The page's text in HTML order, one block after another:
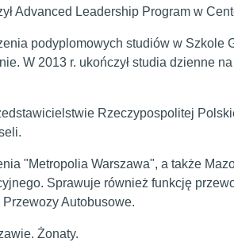
Advanced Leadership Program w
podyplomowych studiów w Szkole
W 2013 r. ukończył studia dzienne
Rzeczypospolitej
"Metropolia Warszawa", a także
Sprawuje również funkcję
Autobusowe.
Żonaty.